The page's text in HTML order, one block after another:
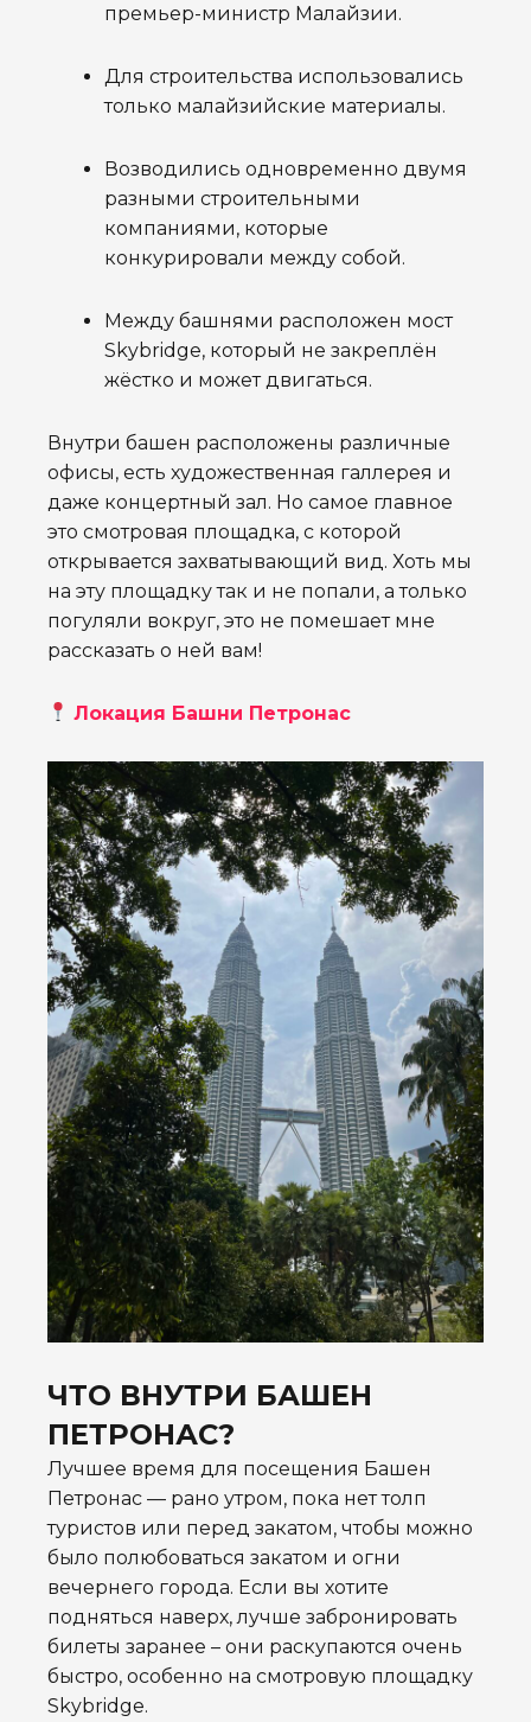
премьер-министр Малайзии.
Для строительства использовались
только малайзийские материалы.
Возводились одновременно двумя
разными строительными
компаниями, которые
конкурировали между собой.
Между башнями расположен мост
Skybridge, который не закреплён
жёстко и может двигаться.
Внутри башен расположены различные
офисы, есть художественная галлерея и
даже концертный зал. Но самое главное
это смотровая площадка, с которой
открывается захватывающий вид. Хоть мы
на эту площадку так и не попали, а только
погуляли вокруг, это не помешает мне
рассказать о ней вам!
Локация Башни Петронас
ЧТО ВНУТРИ БАШЕН
ПЕТРОНАС?
Лучшее время для посещения Башен
Петронас — рано утром, пока нет толп
туристов или перед закатом, чтобы можно
было полюбоваться закатом и огни
вечернего города. Если вы хотите
подняться наверх, лучше забронировать
билеты заранее – они раскупаются очень
быстро, особенно на смотровую площадку
Skybridge.